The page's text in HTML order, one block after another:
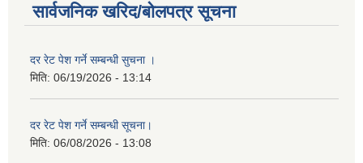
सार्वजनिक खरिद/बोलपत्र सूचना
दर रेट पेश गर्ने सम्बन्धी सुचना ।
मिति: 06/19/2026 - 13:14
दर रेट पेश गर्ने सम्बन्धी सूचना।
मिति: 06/08/2026 - 13:08